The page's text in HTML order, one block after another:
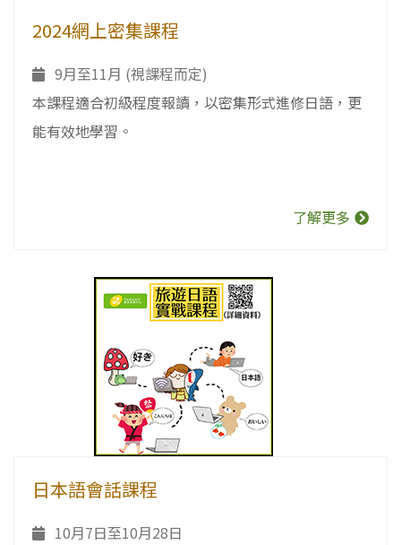
2024網上密集課程
9月至11月 (視課程而定)
本課程適合初級程度報讀，以密集形式進修日語，更
能有效地學習。
了解更多
日本語會話課程
10月7日至10月28日